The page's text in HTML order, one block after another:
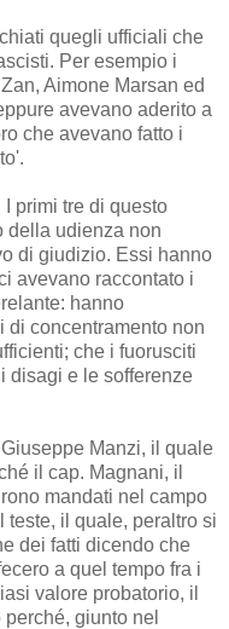
quegli ufficiali che
Per esempio i
Aimone Marsan ed
avevano aderito a
che avevano fatto i
I primi tre di questo
della udienza non
di giudizio. Essi hanno
avevano raccontato i
hanno
di concentramento non
che i fuorusciti
disagi e le sofferenze
Manzi, il quale
il cap. Magnani, il
mandati nel campo
il quale, peraltro si
dei fatti dicendo che
a quel tempo fra i
valore probatorio, il
giunto nel